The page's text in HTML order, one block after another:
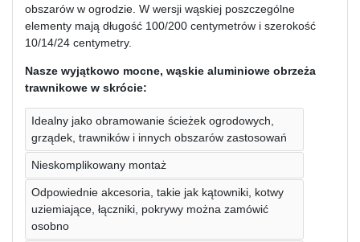
obszarów w ogrodzie. W wersji wąskiej poszczególne
elementy mają długość 100/200 centymetrów i szerokość
10/14/24 centymetry.
Nasze wyjątkowo mocne, wąskie aluminiowe obrzeża
trawnikowe w skrócie:
Idealny jako obramowanie ścieżek ogrodowych,
grządek, trawników i innych obszarów zastosowań
Nieskomplikowany montaż
Odpowiednie akcesoria, takie jak kątowniki, kotwy
uziemiające, łączniki, pokrywy można zamówić
osobno